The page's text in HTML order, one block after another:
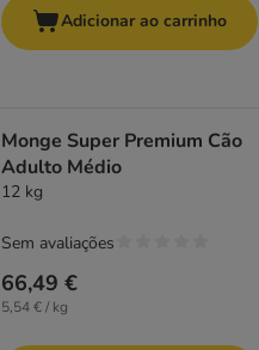
Adicionar ao carrinho
Monge Super Premium Cão
Adulto Médio
12 kg
66,49 €
5,54 € / kg
Sem avaliações